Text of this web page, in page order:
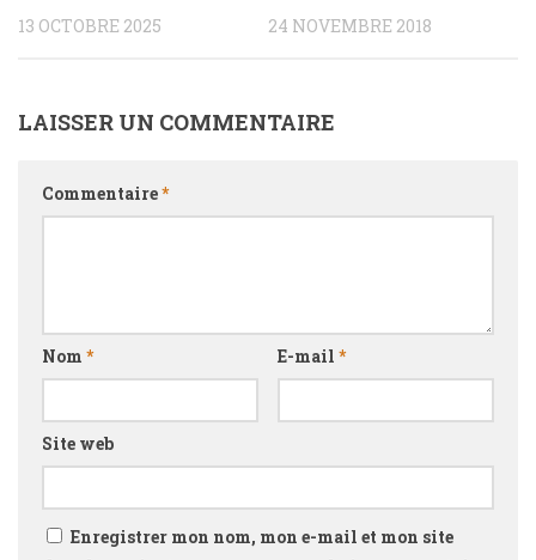
13 OCTOBRE 2025 24 NOVEMBRE 2018
LAISSER UN COMMENTAIRE
Commentaire*
Nom * E-mail *
Site web
Enregistrer mon nom, mon e-mail et mon site